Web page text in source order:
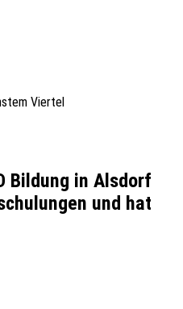
Viertel
Bildung in Alsdorf
und hat